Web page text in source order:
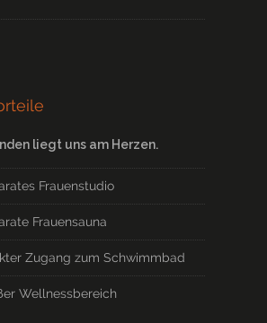
liegt uns am Herzen.
Frauenstudio
Frauensauna
Zugang zum Schwimmbad
Wellnessbereich